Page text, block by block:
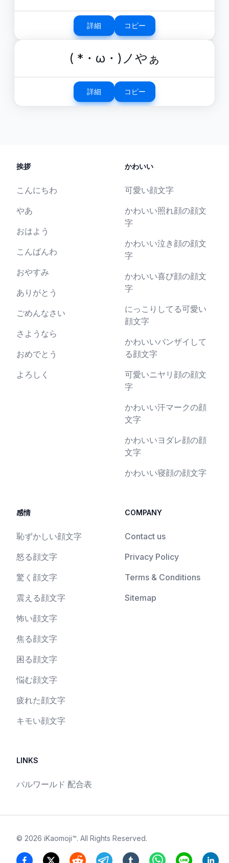
詳細 コピー
( *・ω・)ノやぁ
詳細 コピー
挨拶
こんにちわ
やあ
おはよう
こんばんわ
おやすみ
ありがとう
ごめんなさい
さようなら
おめでとう
よろしく
かわいい
可愛い顔文字
かわいい照れ顔の顔文
字
かわいい泣き顔の顔文
字
かわいい喜び顔の顔文
字
にっこりしてる可愛い
顔文字
かわいいバンザイして
る顔文字
可愛いニヤリ顔の顔文
字
かわいい汗マークの顔
文字
かわいいヨダレ顔の顔
文字
かわいい寝顔の顔文字
感情
恥ずかしい顔文字
怒る顔文字
驚く顔文字
震える顔文字
怖い顔文字
焦る顔文字
困る顔文字
悩む顔文字
疲れた顔文字
キモい顔文字
COMPANY
Contact us
Privacy Policy
Terms & Conditions
Sitemap
LINKS
パルワールド 配合表
© 2026 iKaomoji™. All Rights Reserved.